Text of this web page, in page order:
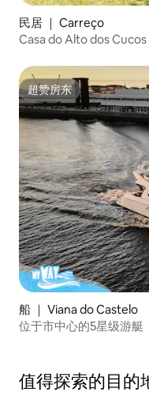
民居 ｜ Carreço
Casa do Alto dos Cucos
超赞房东
超赞房东
船 ｜ Viana do Castelo
位于市中心的5星级游艇
值得探索的目的